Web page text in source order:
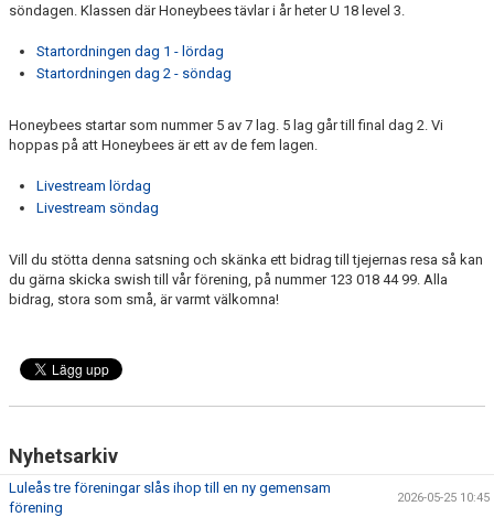
söndagen. Klassen där Honeybees tävlar i år heter U 18 level 3.
Startordningen dag 1 - lördag
Startordningen dag 2 - söndag
Honeybees startar som nummer 5 av 7 lag. 5 lag går till final dag 2. Vi
hoppas på att Honeybees är ett av de fem lagen.
Livestream lördag
Livestream söndag
Vill du stötta denna satsning och skänka ett bidrag till tjejernas resa så kan
du gärna skicka swish till vår förening, på nummer 123 018 44 99. Alla
bidrag, stora som små, är varmt välkomna!
Nyhetsarkiv
Luleås tre föreningar slås ihop till en ny gemensam
förening
2026-05-25 10:45